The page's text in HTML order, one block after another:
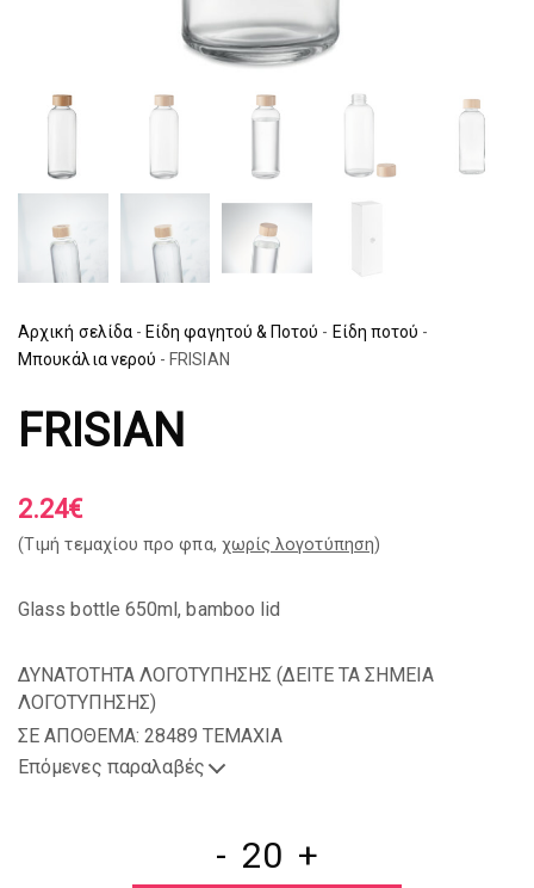
Αρχική σελίδα - Είδη φαγητού & Ποτού - Είδη ποτού -
Μπουκάλια νερού - FRISIAN
FRISIAN
2.24€
(Tιμή τεμαχίου προ φπα, χωρίς λογοτύπηση)
Glass bottle 650ml, bamboo lid
ΔΥΝΑΤΟΤΗΤΑ ΛΟΓΟΤΥΠΗΣΗΣ (ΔΕΙΤΕ ΤΑ ΣΗΜΕΙΑ
ΛΟΓΟΤΥΠΗΣΗΣ)
ΣΕ ΑΠΟΘΕΜΑ: 28489 TEMAXIA
Επόμενες παραλαβές
- +